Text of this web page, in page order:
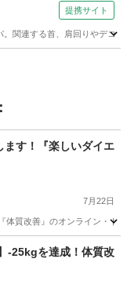
【耳つぼジュエリー/
】 大阪校）
提携サイト
関連する首、肩回りやデコ
す！『楽しいダイエ
7月22日
体質改善』のオンライン
-25kgを達成！体質改